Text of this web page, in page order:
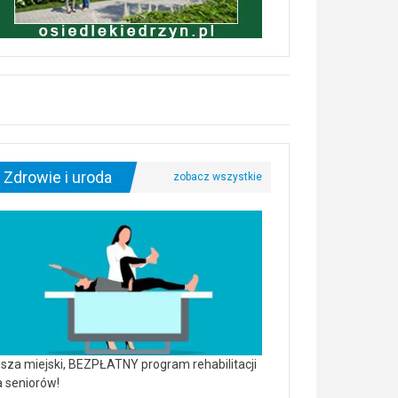
Zdrowie i uroda
miejski, BEZPŁATNY program rehabilitacji
seniorów!